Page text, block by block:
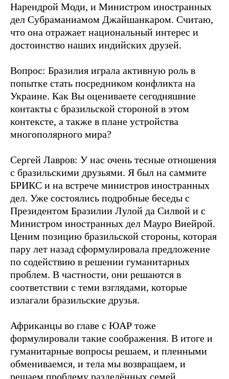
Нарендрой Моди, и Министром иностранных
дел Субраманиамом Джайшанкаром. Считаю,
что она отражает национальный интерес и
достоинство наших индийских друзей.
Вопрос: Бразилия играла активную роль в
попытке стать посредником конфликта на
Украине. Как Вы оцениваете сегодняшние
контакты с бразильской стороной в этом
контексте, а также в плане устройства
многополярного мира?
Сергей Лавров: У нас очень тесные отношения
с бразильскими друзьями. Я был на саммите
БРИКС и на встрече министров иностранных
дел. Уже состоялись подробные беседы с
Президентом Бразилии Лулой да Силвой и с
Министром иностранных дел Мауро Виейрой.
Ценим позицию бразильской стороны, которая
пару лет назад сформулировала предложение
по содействию в решении гуманитарных
проблем. В частности, они решаются в
соответствии с теми взглядами, которые
излагали бразильские друзья.
Африканцы во главе с ЮАР тоже
формулировали такие соображения. В итоге и
гуманитарные вопросы решаем, и пленными
обмениваемся, и тела мы возвращаем, и
решаем проблему разделённых семей.